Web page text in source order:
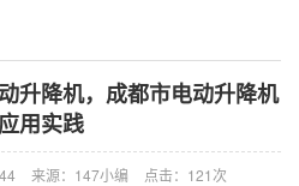
升降机，成都市电动升降机
用实践
来源：147小编 点击：121次